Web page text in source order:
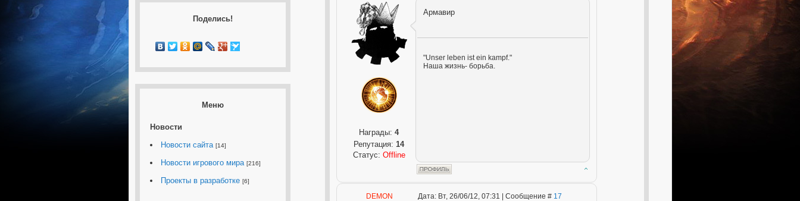
Поделись!
Меню
Новости
Новости сайта [14]
Новости игрового мира [216]
Проекты в разработке [6]
Награды: 4
Репутация: 14
Статус: Offline
Армавир
"Unser leben ist ein kampf."
Наша жизнь- борьба.
DEMON Дата: Вт, 26/06/12, 07:31 | Сообщение # 17